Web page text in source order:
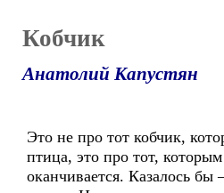
Кобчик
Анатолий Капустян
Это не про тот кобчик,
птица, это про тот,
оканчивается. Казалось бы